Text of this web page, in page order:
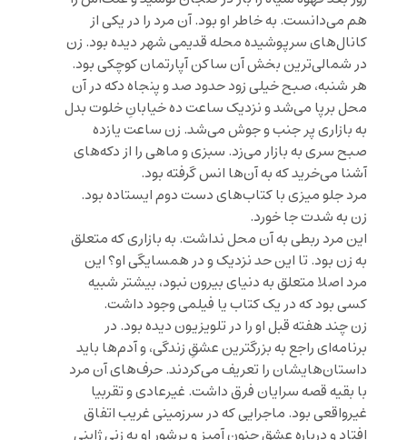
هم می‌دانست. به خاطر او بود. آن مرد را در یکی از
کانال‌های سرپوشیده محله قدیمی شهر دیده بود. زن
در شمالی‌ترین بخش آن ساکن آپارتمان کوچکی بود.
هر شنبه، صبح خیلی زود حدود صد و پنجاه دکه در آن‌
محل برپا می‌شد و نزدیک ساعت ده خیابانِ خلوت بدل
به بازاری پر جنب و جوش می‌شد. زن ساعت یازده
صبح سری به بازار می‌زد. سبزی و ماهی را از دکه‌های
آشنا می‌خرید که به آن‌ها انس گرفته بود.
مرد جلو میزی با کتاب‌های دست دوم ایستاده بود.
زن به شدت جا خورد.
این مرد ربطی به آن محل نداشت. به بازاری که متعلق
به زن بود. تا این حد نزدیک و در همسایگی او؟ این
مرد اصلا متعلق به دنیای بیرون نبود، بیشتر شبیه
کسی بود که در یک کتاب یا فیلمی وجود داشت.
زن چند هفته قبل او را در تلویزیون دیده بود. در
برنامه‌ای راجع به بزرگترین عشقِ زندگی، و آدم‌ها باید
داستان‌هایشان را تعریف می‌کردند. حرف‌های آن مرد
با بقیه قصه سرایان فرق داشت. غیرعادی و تقربیا
غیرواقعی بود. ماجرایی که در سرزمینی غریب اتفاق
افتاد و درباره عشق جنون آمیز و پرشور او به زنی ژاپنی